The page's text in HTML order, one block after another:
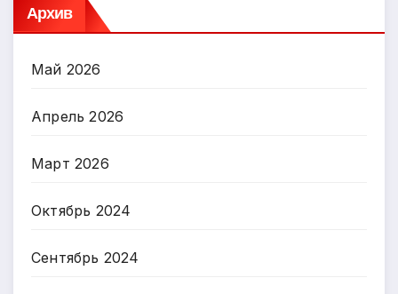
Архив
Май 2026
Апрель 2026
Март 2026
Октябрь 2024
Сентябрь 2024